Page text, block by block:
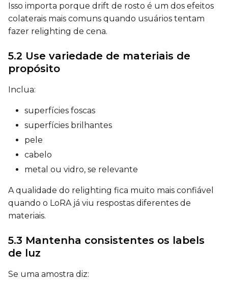
LoRA Scale
Isso importa porque drift de rosto é um dos efeitos
colaterais mais comuns quando usuários tentam
fazer relighting de cena.
5.2 Use variedade de materiais de
propósito
Inclua:
superfícies foscas
superfícies brilhantes
pele
cabelo
metal ou vidro, se relevante
A qualidade do relighting fica muito mais confiável
quando o LoRA já viu respostas diferentes de
materiais.
5.3 Mantenha consistentes os labels
de luz
Se uma amostra diz: